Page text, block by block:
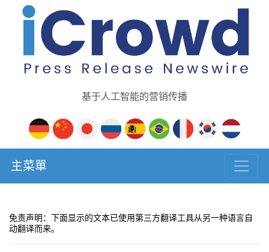
基于人工智能的营销传播
主菜單
免责声明：下面显示的文本已使用第三方翻译工具从另一种语言自
动翻译而来。